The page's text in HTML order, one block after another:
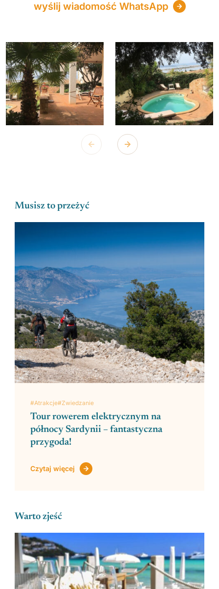
Musisz to przeżyć
#Atrakcje#Zwiedzanie
Tour rowerem elektrycznym na
północy Sardynii – fantastyczna
przygoda!
Czytaj więcej
Warto zjeść
wyślij wiadomość WhatsApp